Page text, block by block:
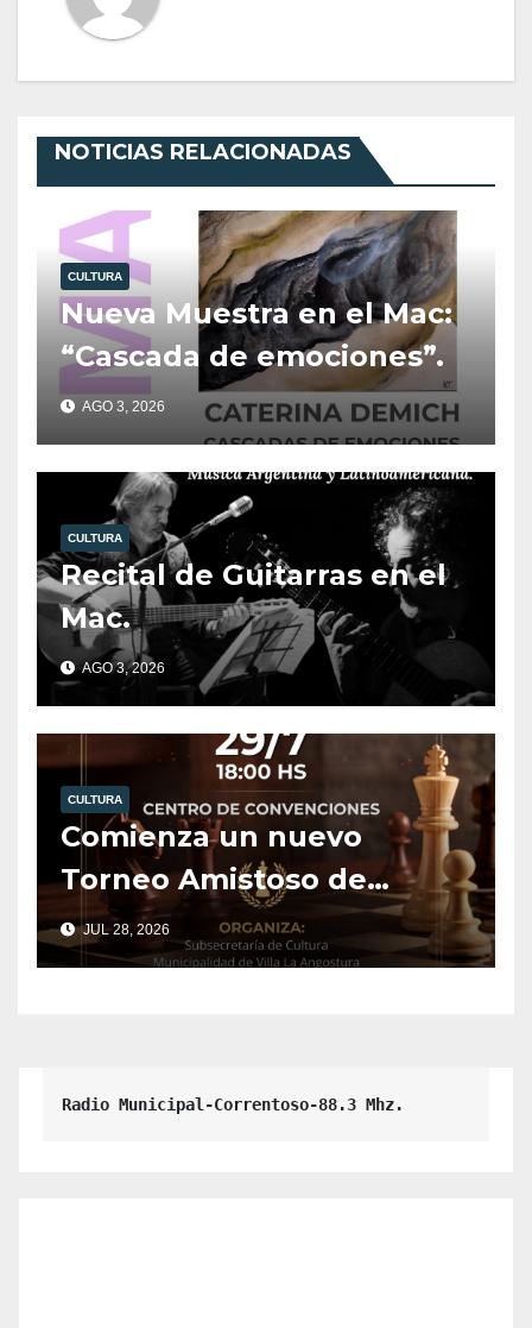
NOTICIAS RELACIONADAS
CULTURA
Nueva Muestra en el Mac:
“Cascada de emociones”.
AGO 3, 2026
CULTURA
Recital de Guitarras en el
Mac.
AGO 3, 2026
CULTURA
Comienza un nuevo
Torneo Amistoso de
Ajedrez.
JUL 28, 2026
Radio Municipal-Correntoso-88.3 Mhz.